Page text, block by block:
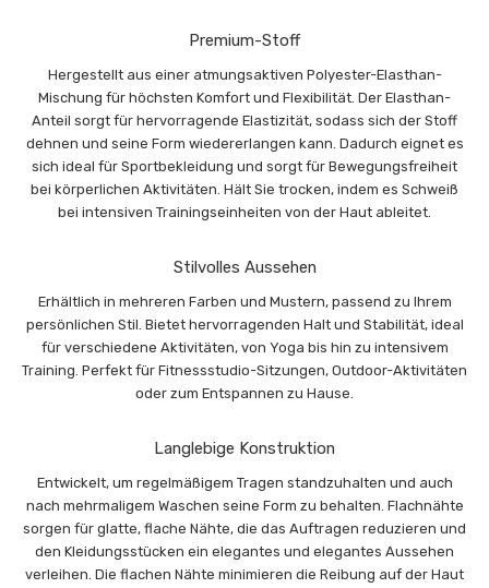
Premium-Stoff
Hergestellt aus einer atmungsaktiven Polyester-Elasthan-
Mischung für höchsten Komfort und Flexibilität. Der Elasthan-
Anteil sorgt für hervorragende Elastizität, sodass sich der Stoff
dehnen und seine Form wiedererlangen kann. Dadurch eignet es
sich ideal für Sportbekleidung und sorgt für Bewegungsfreiheit
bei körperlichen Aktivitäten. Hält Sie trocken, indem es Schweiß
bei intensiven Trainingseinheiten von der Haut ableitet.
Stilvolles Aussehen
Erhältlich in mehreren Farben und Mustern, passend zu Ihrem
persönlichen Stil. Bietet hervorragenden Halt und Stabilität, ideal
für verschiedene Aktivitäten, von Yoga bis hin zu intensivem
Training. Perfekt für Fitnessstudio-Sitzungen, Outdoor-Aktivitäten
oder zum Entspannen zu Hause.
Langlebige Konstruktion
Entwickelt, um regelmäßigem Tragen standzuhalten und auch
nach mehrmaligem Waschen seine Form zu behalten. Flachnähte
sorgen für glatte, flache Nähte, die das Auftragen reduzieren und
den Kleidungsstücken ein elegantes und elegantes Aussehen
verleihen. Die flachen Nähte minimieren die Reibung auf der Haut